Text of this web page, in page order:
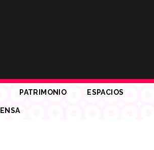
PATRIMONIO ESPACIOS